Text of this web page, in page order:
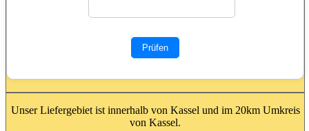
Prüfen
Unser Liefergebiet ist innerhalb von Kassel und im 20km Umkreis
von Kassel.